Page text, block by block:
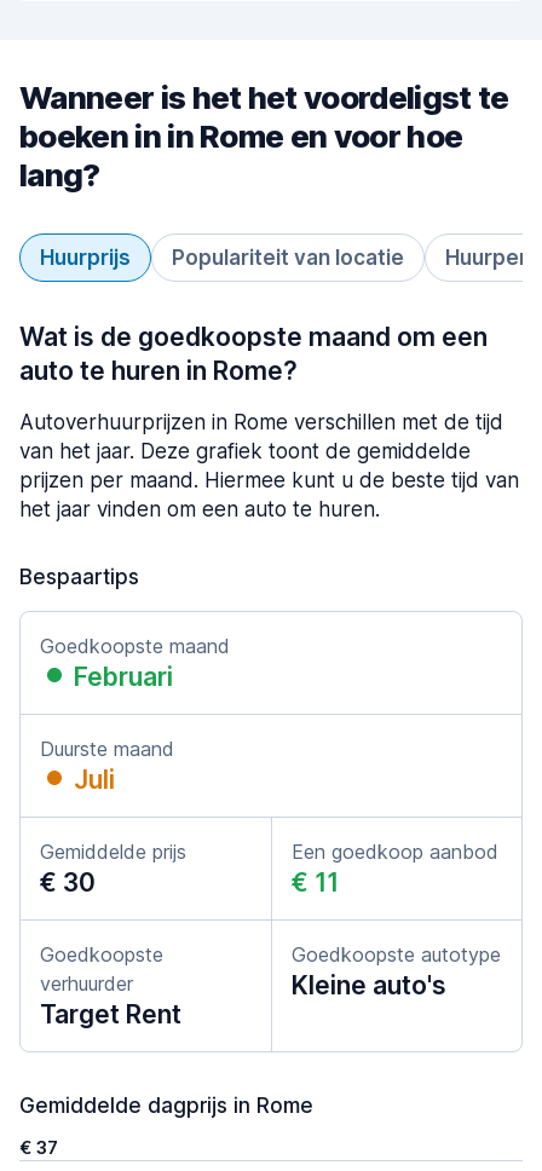
Wanneer is het het voordeligst te
boeken in in Rome en voor hoe
lang?
Huurprijs Populariteit van locatie
Wat is de goedkoopste maand om een
auto te huren in Rome?
Autoverhuurprijzen in Rome verschillen met de tijd
van het jaar. Deze grafiek toont de gemiddelde
prijzen per maand. Hiermee kunt u de beste tijd van
het jaar vinden om een auto te huren.
Bespaartips
Goedkoopste maand
Februari
Duurste maand
Juli
Gemiddelde prijs
€ 30
Een goedkoop aanbod
€ 11
Goedkoopste
verhuurder
Target Rent
Goedkoopste autotype
Kleine auto's
Gemiddelde dagprijs in Rome
€ 37